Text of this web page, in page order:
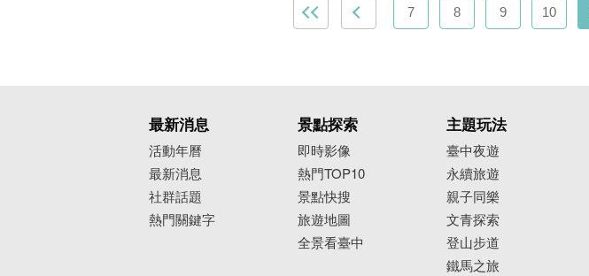
7 8 9 10
最新消息
活動年曆
最新消息
社群話題
熱門關鍵字
景點探索
即時影像
熱門TOP10
景點快搜
旅遊地圖
全景看臺中
主題玩法
臺中夜遊
永續旅遊
親子同樂
文青探索
登山步道
鐵馬之旅